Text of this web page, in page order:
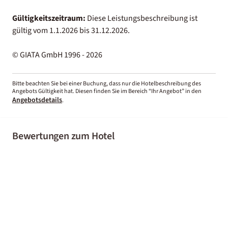
Gültigkeitszeitraum: Diese Leistungsbeschreibung ist
gültig vom 1.1.2026 bis 31.12.2026.
© GIATA GmbH 1996 - 2026
Bitte beachten Sie bei einer Buchung, dass nur die Hotelbeschreibung des
Angebots Gültigkeit hat. Diesen finden Sie im Bereich “Ihr Angebot” in den
Angebotsdetails.
Bewertungen zum Hotel